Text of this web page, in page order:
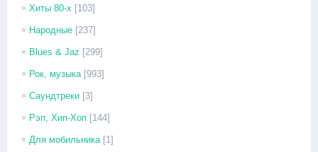
Хиты 80-х [103]
Народные [237]
Blues & Jaz [299]
Рок, музыка [993]
Саундтреки [3]
Рэп, Хип-Хоп [144]
Для мобильника [1]